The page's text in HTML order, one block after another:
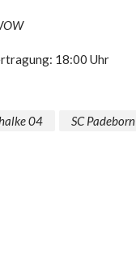
18:00 Uhr
04 SC Padeborn